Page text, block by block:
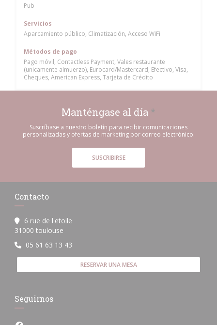
Pub
Servicios
Aparcamiento público, Climatización, Acceso WiFi
Métodos de pago
Pago móvil, Contactless Payment, Vales restaurante
(unicamente almuerzo), Eurocard/Mastercard, Efectivo, Visa,
Cheques, American Express, Tarjeta de Crédito
Manténgase al día *
Suscríbase a nuestro boletín para recibir comunicaciones
personalizadas y ofertas de marketing por correo electrónico.
SUSCRIBIRSE
Contacto
6 rue de l'etoile
31000 toulouse
05 61 63 13 43
RESERVAR UNA MESA
Seguirnos